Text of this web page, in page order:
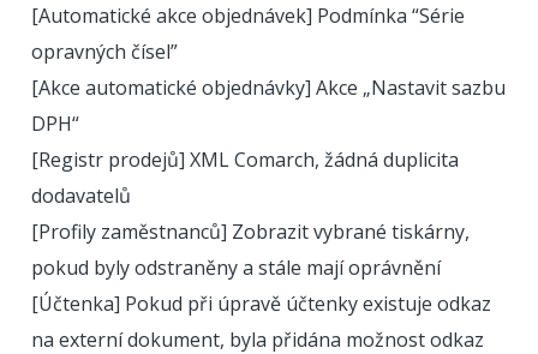
[Automatické akce objednávek] Podmínka “Série
opravných čísel”
[Akce automatické objednávky] Akce „Nastavit sazbu
DPH“
[Registr prodejů] XML Comarch, žádná duplicita
dodavatelů
[Profily zaměstnanců] Zobrazit vybrané tiskárny,
pokud byly odstraněny a stále mají oprávnění
[Účtenka] Pokud při úpravě účtenky existuje odkaz
na externí dokument, byla přidána možnost odkaz